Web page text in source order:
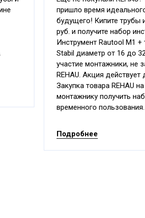
пришло время
будущего! Кипите трубы
руб. и получите набор
Инструмент Rautool M1 +
Stabil диаметр от 16 до
участие монтажники, не
REHAU. Акция
Закупка товара REHAU
монтажнику получить
временного пользования.
Подробнее